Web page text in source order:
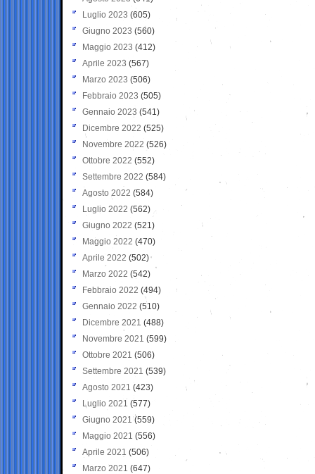
Luglio 2023 (605)
Giugno 2023 (560)
Maggio 2023 (412)
Aprile 2023 (567)
Marzo 2023 (506)
Febbraio 2023 (505)
Gennaio 2023 (541)
Dicembre 2022 (525)
Novembre 2022 (526)
Ottobre 2022 (552)
Settembre 2022 (584)
Agosto 2022 (584)
Luglio 2022 (562)
Giugno 2022 (521)
Maggio 2022 (470)
Aprile 2022 (502)
Marzo 2022 (542)
Febbraio 2022 (494)
Gennaio 2022 (510)
Dicembre 2021 (488)
Novembre 2021 (599)
Ottobre 2021 (506)
Settembre 2021 (539)
Agosto 2021 (423)
Luglio 2021 (577)
Giugno 2021(559)
Maggio 2021 (556)
Aprile 2021 (506)
Marzo 2021 (647)